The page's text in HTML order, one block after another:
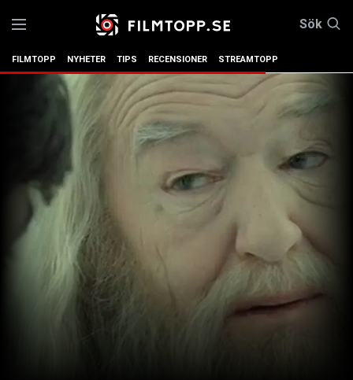
Sök
FILMTOPP NYHETER TIPS RECENSIONER STREAMTOPP